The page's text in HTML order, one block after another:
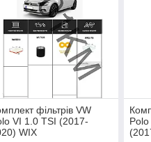
фільтрів VW
VI 1.0 TSI (2017-
WIX